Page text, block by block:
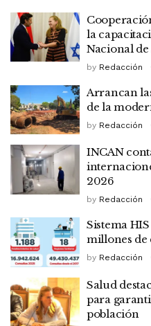
la
Nacional de
by Redacción
Arrancan
de la
by Redacción
INCAN
2026
by Redacción
Sistema
millones de
by Redacción
Salud
para
población